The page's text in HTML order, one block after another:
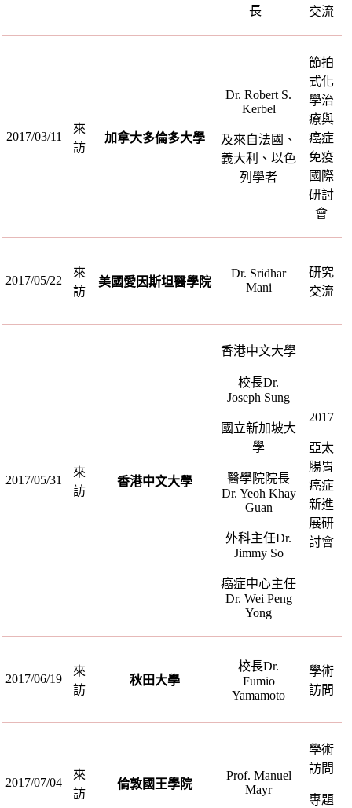
長
交流
2017/03/11
來
訪
加拿大多倫多大學
Dr. Robert S.
Kerbel
及來自法國、
義大利、以色
列學者
節拍
式化
學治
療與
癌症
免疫
國際
研討
會
2017/05/22
來
訪
美國愛因斯坦醫學院
Dr. Sridhar
Mani
研究
交流
2017/05/31
來
訪
香港中文大學
香港中文大學
校長Dr.
Joseph Sung
國立新加坡大
學
醫學院院長
Dr. Yeoh Khay
Guan
外科主任Dr.
Jimmy So
癌症中心主任
Dr. Wei Peng
Yong
2017
亞太
腸胃
癌症
新進
展研
討會
2017/06/19
來
訪
秋田大學
校長Dr.
Fumio
Yamamoto
學術
訪問
2017/07/04
來
訪
倫敦國王學院
Prof. Manuel
Mayr
學術
訪問
專題